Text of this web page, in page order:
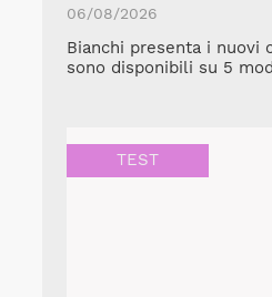
06/08/2026
Bianchi presenta i nuovi
sono disponibili su 5
TEST